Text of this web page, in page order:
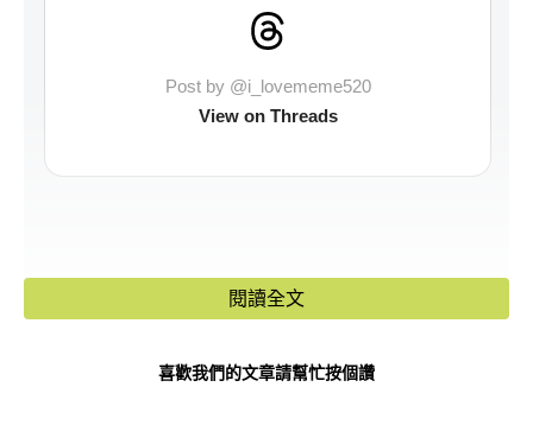
Post by @i_lovememe520
View on Threads
閱讀全文
喜歡我們的文章請幫忙按個讚